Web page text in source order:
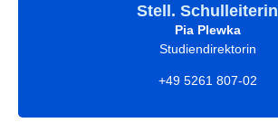
Stell. Schulleiterin
Pia Plewka
Studiendirektorin
+49 5261 807-02